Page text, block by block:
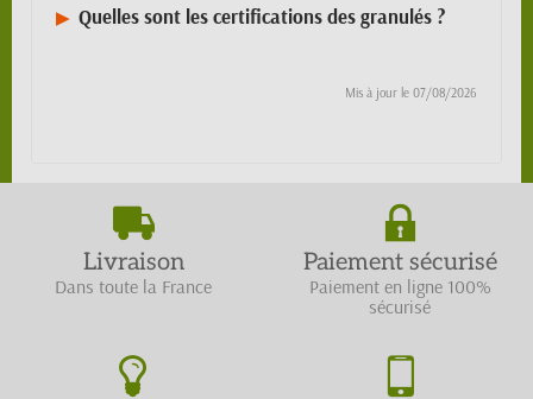
Quelles sont les certifications des granulés ?
Mis à jour le 07/08/2026
Livraison
Dans toute la France
Paiement sécurisé
Paiement en ligne 100%
sécurisé